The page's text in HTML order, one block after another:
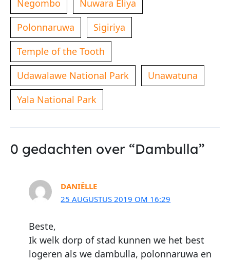
Negombo
Nuwara Eliya
Polonnaruwa
Sigiriya
Temple of the Tooth
Udawalawe National Park
Unawatuna
Yala National Park
0 gedachten over “Dambulla”
DANIËLLE
25 AUGUSTUS 2019 OM 16:29
Beste,
Ik welk dorp of stad kunnen we het best
logeren als we dambulla, polonnaruwa en